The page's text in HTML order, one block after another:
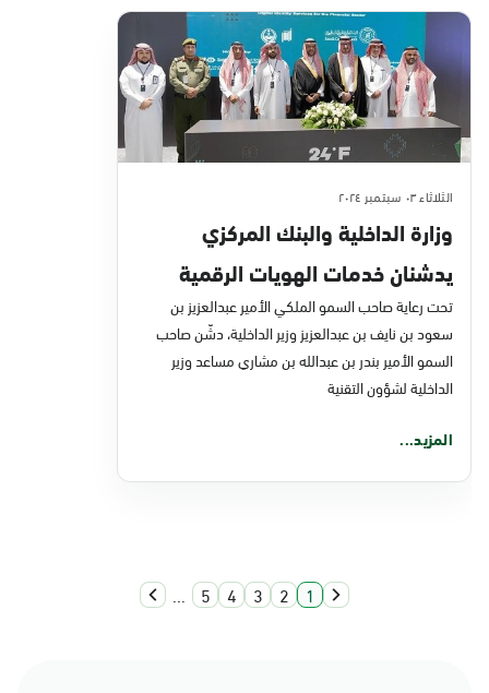
الثلاثاء ٠٣ سبتمبر ٢٠٢٤
وزارة الداخلية والبنك المركزي
يدشنان خدمات الهويات الرقمية
للقطاع المالي
تحت رعاية صاحب السمو الملكي الأمير عبدالعزيز بن
سعود بن نايف بن عبدالعزيز وزير الداخلية، دشّن صاحب
السمو الأمير بندر بن عبدالله بن مشاري مساعد وزير
الداخلية لشؤون التقنية
المزيد...
1
2
3
4
5
...